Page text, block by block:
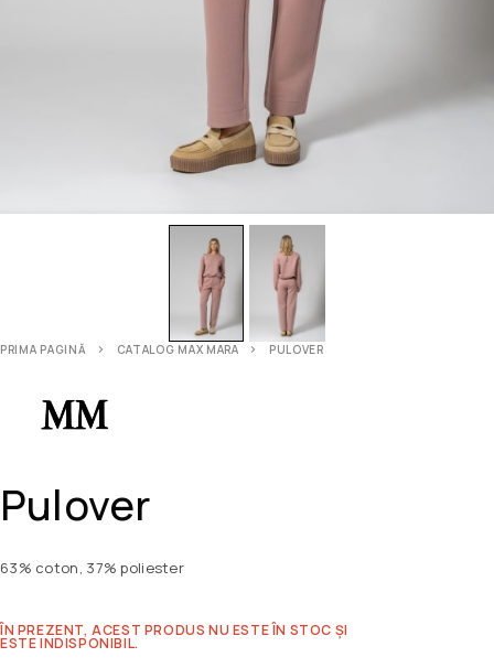
PRIMA PAGINĂ CATALOG MAX MARA PULOVER
Pulover
63% coton, 37% poliester
ÎN PREZENT, ACEST PRODUS NU ESTE ÎN STOC ȘI
ESTE INDISPONIBIL.